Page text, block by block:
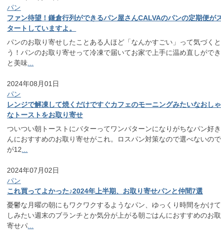
パン
ファン待望！鎌倉行列ができるパン屋さんCALVAのパンの定期便が
タートしていますよ。
パンのお取り寄せしたことある人ほど「なんかすごい」って気づく
う！パンのお取り寄せって冷凍で届いてお家で上手に温め直しがで
と美味
2024年08月01日
パン
レンジで解凍して焼くだけですぐカフェのモーニングみたいなおし
なトーストをお取り寄せ
ついつい朝トーストにバターってワンパターンになりがちなパン好
んにおすすめのお取り寄せがこれ。ロスパン対策なので選べないの
が12
2024年07月02日
パン
これ買ってよかった♪2024年上半期、お取り寄せパンと仲間7選
憂鬱な月曜の朝にもワクワクするようなパン、ゆっくり時間をかけ
しみたい週末のブランチとか気分が上がる朝ごはんにおすすめのお
寄せパ